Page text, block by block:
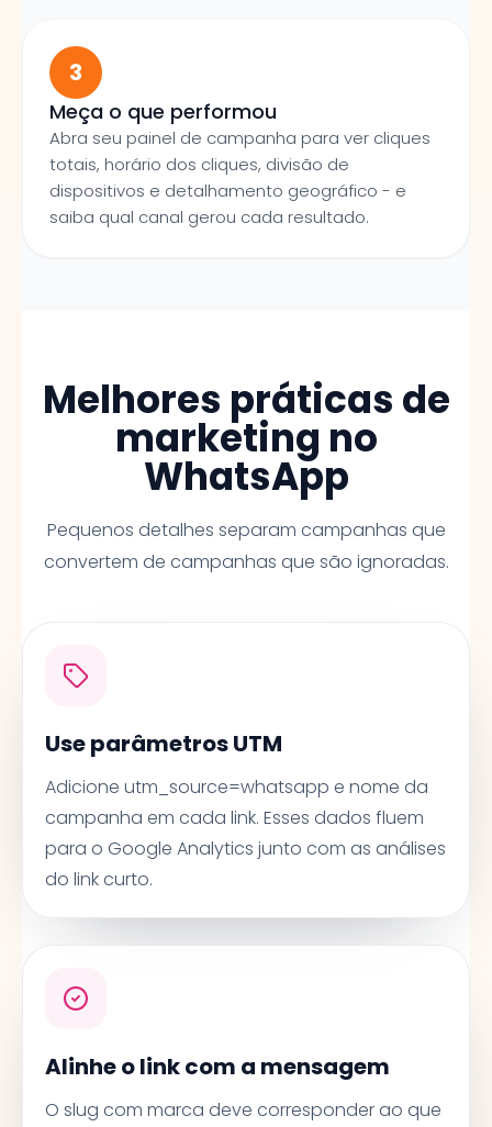
3
Meça o que performou
Abra seu painel de campanha para ver cliques
totais, horário dos cliques, divisão de
dispositivos e detalhamento geográfico - e
saiba qual canal gerou cada resultado.
Melhores práticas de
marketing no
WhatsApp
Pequenos detalhes separam campanhas que
convertem de campanhas que são ignoradas.
Use parâmetros UTM
Adicione utm_source=whatsapp e nome da
campanha em cada link. Esses dados fluem
para o Google Analytics junto com as análises
do link curto.
Alinhe o link com a mensagem
O slug com marca deve corresponder ao que